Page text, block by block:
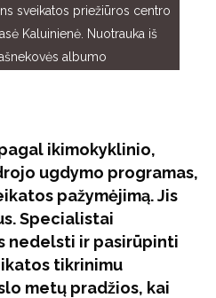
sveikatos priežiūros centro
Kaluinienė. Nuotrauka iš
albumo
ikimokyklinio,
ugdymo programas,
pažymėjimą. Jis
Specialistai
nedelsti ir pasirūpinti
tikrinimu
metų pradžios, kai